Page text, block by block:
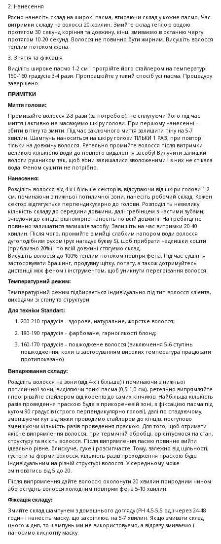
2. Нанесення
Рясно нанесіть склад на широкі пасма, втираючи склад у кожне пасмо. Час
витримки складу на волоссі 20 хвилин. Змийте склад теплою водою
протягом 30 секунд коріння та довжину, кінці змиваємо в останню чергу
протягом 10-20 секунд. Волосся не повинно бути жирним. Висушіть волосся
теплим потоком фена.
3. Зняття та фіксація
Виділіть широке пасмо 1-2 см і прогрійте його стайлером на температурі
150-160 градусів 3-4 рази. Пропрацюйте у такий спосіб усі пасма. Процедуру
завершено.
ПРИМІТКИ
Миття голови:
Промивайте волосся 2-3 рази (за потребою), не сплутуючи його під час
миття і активно не масажуємо шкіру голови. При першому нанесенні –
збити в піну та змити. Під час заключного миття залишити піну на 5-7
хвилин. Шампунь наноситься на шкіру голови ТІЛЬКИ 1 РАЗ, при повторі
тільки на довжину волосся. Ретельно промийте волосся після витримки
великою кількістю води до повного видалення засобу! Вилучити залишки
вологи рушником так, щоб вони залишалися зволоженими і з них не стікала
вода. Феном сушити не потрібно.
Нанесення:
Розділіть волосся від 4-х і більше секторів, відсупаючи від шкіри голови 1-2
см, починаючи з нижньої потиличної зони, нанесіть робочий склад. Кожен
сектор відтягується перпендикулярно до голови. Розподіліть невелику
кількість складу до середини довжини, далі гребінцем з частими зубами,
зчісуючи до кінців, рівномірно нанесіть по всій довжині. На гребінці не
повинно залишатися залишків засобу. Залишіть на час витримки 20-40
хвилин. Після чого, промийте в мийці слабким напором води волосся
дугоподібним рухом (рух нагадує букву S), щоб прибрати надлишки кошти
(приблизно 20%) і по всій довжині стягуємо склад.
Висушіть волосся до 100% теплим потоком повітря фена. Під час сушіння
застосовувати брашинг, продувну щітку, лопату, а також дотримуйтесь
дистанції між феном і інструментом, щоб уникнути перегрівання волосся.
Температурний режим:
Температурний режим підбирається індивідуально під тип волосся клієнта,
виходячи зі стану та структури.
Для техніки Standart:
200-210 градусів – здорове, натуральне, жорстке волосся;
180-190 градусів – фарбоване, гарної якості блонд;
160-170 градусів – пошкоджене волосся (виключення 5-6 ступінь
пошкодження, коли із застосуванням високих температура працювати
протипоказано)
Випарювання складу:
Розділіть волосся на зони (від 4-х і більше) і починаючи з нижньої
потиличної зони, виділяючи тонкі пасма (0,5-1,0 см), ретельно випрямляйте
і прогрівайте стайлером від коренів до самих кінчиків. Найбільша кількість
разів проведення праскою буде в прикореневій зоні, з фіксацією пасма під
кутом 90 градусів (строго перпендикулярно голові), далі по спадаючому,
зменшуючи кут відтяжки проводимо стайлером до кінців, поступово
зменшуючи кількість разів проведення праскою. Для того, щоб отримати
якісне випрямлення волосся, при термічній обробці, орієнтуємося на стан,
структуру та якість волосся. Після випрямлення пасмо повинне вийти
ідеально рівне, блискуче, сухе і розсипчасте. Тому, залежно від щільності,
густоти та форми волосся, кількість разів проходження праскою буде
індивідуальним на різній структурі волосся. У середньому може
змінюватись від 5 до 20.
Після випрямлення дайте волоссю охолонути 20 хвилин природним чином
або остудіть волосся холодним повітрям фена 5-10 хвилин.
Фіксація складу:
Змийте склад шампунем з домашнього догляду (PH 4,5-5,5 од.) через 24-48
годин і нанесіть маску, що закріплює, на 5-7 хвилин. Якщо змивати склад
цього ж дня, то шампунь ми не використовуємо, а відразу змиваємо і
наносимо кислотну маску.